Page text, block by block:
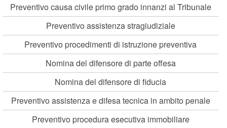
Preventivo causa civile primo grado innanzi al Tribunale
Preventivo assistenza stragiudiziale
Preventivo procedimenti di istruzione preventiva
Nomina del difensore di parte offesa
Nomina del difensore di fiducia
Preventivo assistenza e difesa tecnica in ambito penale
Preventivo procedura esecutiva immobiliare